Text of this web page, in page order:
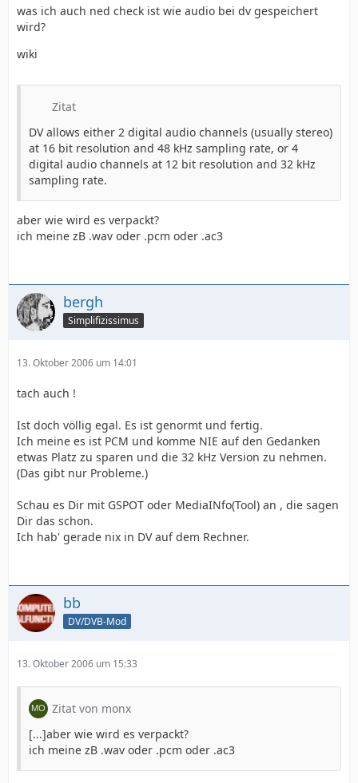
was ich auch ned check ist wie audio bei dv gespeichert
wird?
wiki
Zitat
DV allows either 2 digital audio channels (usually stereo)
at 16 bit resolution and 48 kHz sampling rate, or 4
digital audio channels at 12 bit resolution and 32 kHz
sampling rate.
aber wie wird es verpackt?
ich meine zB .wav oder .pcm oder .ac3
bergh
Simplifizissimus
13. Oktober 2006 um 14:01
tach auch !
Ist doch völlig egal. Es ist genormt und fertig.
Ich meine es ist PCM und komme NIE auf den Gedanken
etwas Platz zu sparen und die 32 kHz Version zu nehmen.
(Das gibt nur Probleme.)
Schau es Dir mit GSPOT oder MediaINfo(Tool) an , die sagen
Dir das schon.
Ich hab' gerade nix in DV auf dem Rechner.
bb
DV/DVB-Mod
13. Oktober 2006 um 15:33
Zitat von monx
[...]aber wie wird es verpackt?
ich meine zB .wav oder .pcm oder .ac3